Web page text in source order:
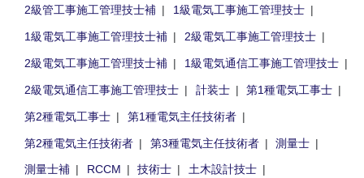
2級管工事施工管理技士補
1級電気工事施工管理技士
1級電気工事施工管理技士補
2級電気工事施工管理技士
2級電気工事施工管理技士補
1級電気通信工事施工管理技士
2級電気通信工事施工管理技士
計装士
第1種電気工事士
第2種電気工事士
第1種電気主任技術者
第2種電気主任技術者
第3種電気主任技術者
測量士
測量士補
RCCM 技術士
土木設計技士